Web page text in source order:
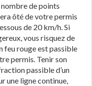
de points
ôté de votre permis
de 20 km/h. Si
vous risquez de
feu rouge est passible
permis. Tenir son
passible d’un
une ligne continue,